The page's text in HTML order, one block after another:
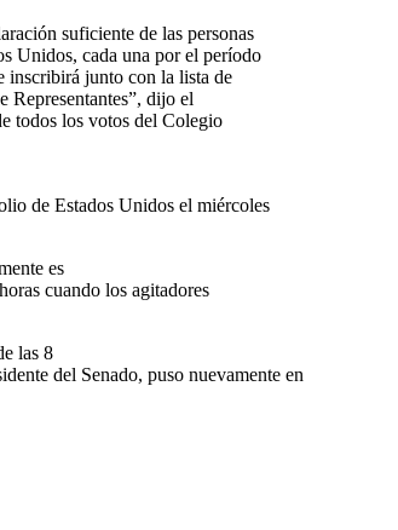
suficiente de las personas
Unidos, cada una por el período
inscribirá junto con la lista de
Representantes”, dijo el
todos los votos del Colegio
de Estados Unidos el miércoles
es
cuando los agitadores
las 8
del Senado, puso nuevamente en